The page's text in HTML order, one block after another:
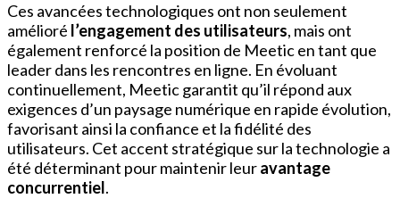
Ces avancées technologiques ont non seulement
amélioré l’engagement des utilisateurs, mais ont
également renforcé la position de Meetic en tant que
leader dans les rencontres en ligne. En évoluant
continuellement, Meetic garantit qu’il répond aux
exigences d’un paysage numérique en rapide évolution,
favorisant ainsi la confiance et la fidélité des
utilisateurs. Cet accent stratégique sur la technologie a
été déterminant pour maintenir leuravantage
concurrentiel.